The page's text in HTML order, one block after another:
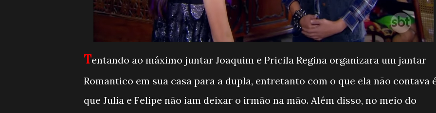
Tentando ao máximo juntar Joaquim e Pricila Regina organizara um jantar
Romantico em sua casa para a dupla, entretanto com o que ela não contava
que Julia e Felipe não iam deixar o irmão na mão. Além disso, no meio do